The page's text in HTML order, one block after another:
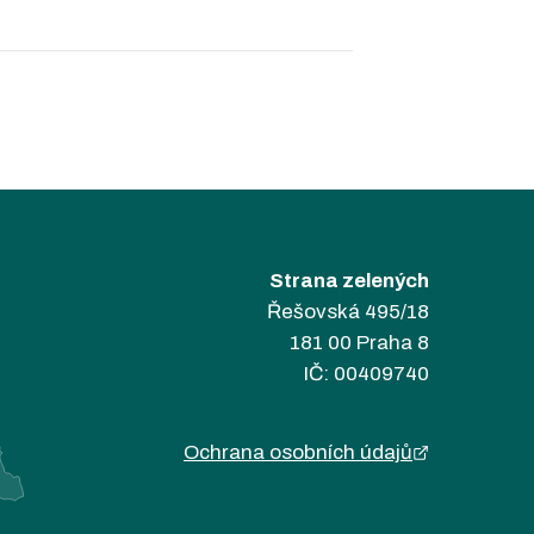
Strana zelených
Řešovská 495/18
181 00 Praha 8
IČ: 00409740
Ochrana osobních údajů